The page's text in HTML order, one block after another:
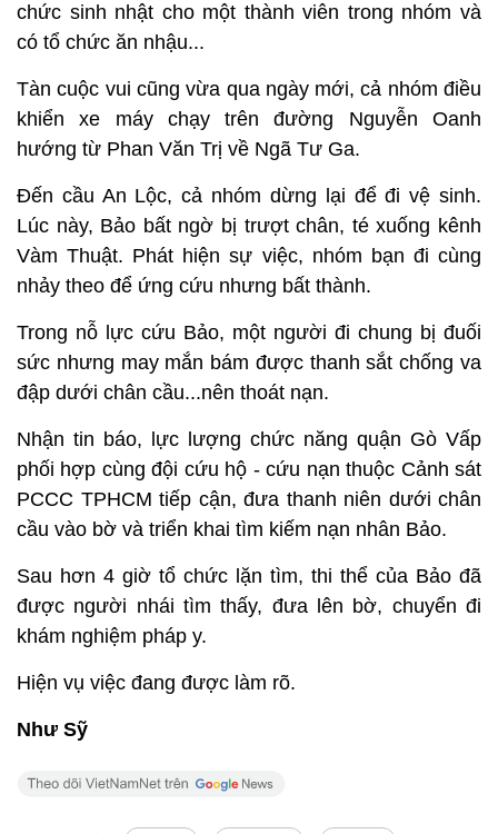
chức sinh nhật cho một thành viên trong nhóm và
có tổ chức ăn nhậu...
Tàn cuộc vui cũng vừa qua ngày mới, cả nhóm điều
khiển xe máy chạy trên đường Nguyễn Oanh
hướng từ Phan Văn Trị về Ngã Tư Ga.
Đến cầu An Lộc, cả nhóm dừng lại để đi vệ sinh.
Lúc này, Bảo bất ngờ bị trượt chân, té xuống kênh
Vàm Thuật. Phát hiện sự việc, nhóm bạn đi cùng
nhảy theo để ứng cứu nhưng bất thành.
Trong nỗ lực cứu Bảo, một người đi chung bị đuối
sức nhưng may mắn bám được thanh sắt chống va
đập dưới chân cầu...nên thoát nạn.
Nhận tin báo, lực lượng chức năng quận Gò Vấp
phối hợp cùng đội cứu hộ - cứu nạn thuộc Cảnh sát
PCCC TPHCM tiếp cận, đưa thanh niên dưới chân
cầu vào bờ và triển khai tìm kiếm nạn nhân Bảo.
Sau hơn 4 giờ tổ chức lặn tìm, thi thể của Bảo đã
được người nhái tìm thấy, đưa lên bờ, chuyển đi
khám nghiệm pháp y.
Hiện vụ việc đang được làm rõ.
Như Sỹ